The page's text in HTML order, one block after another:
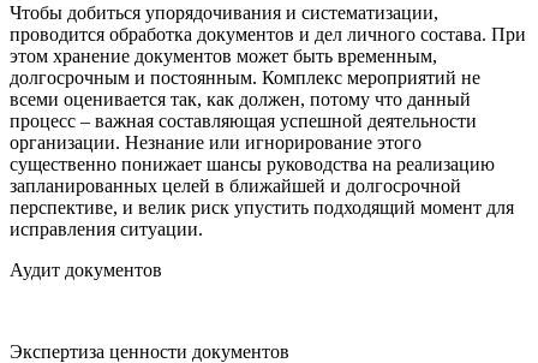
Чтобы добиться упорядочивания и систематизации,
проводится обработка документов и дел личного состава. При
этом хранение документов может быть временным,
долгосрочным и постоянным. Комплекс мероприятий не
всеми оценивается так, как должен, потому что данный
процесс – важная составляющая успешной деятельности
организации. Незнание или игнорирование этого
существенно понижает шансы руководства на реализацию
запланированных целей в ближайшей и долгосрочной
перспективе, и велик риск упустить подходящий момент для
исправления ситуации.
Аудит документов
Экспертиза ценности документов